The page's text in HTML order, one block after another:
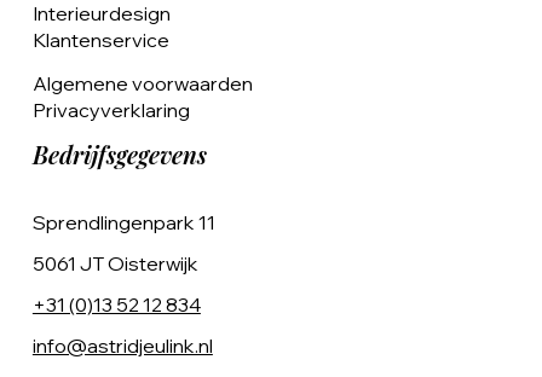
Interieurdesign
Klantenservice
Algemene voorwaarden
Privacyverklaring
Bedrijfsgegevens
Sprendlingenpark 11
5061 JT Oisterwijk
+31 (0)13 52 12 834
info@astridjeulink.nl